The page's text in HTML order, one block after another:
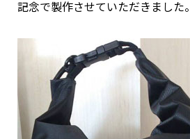
記念で製作させていただきました。